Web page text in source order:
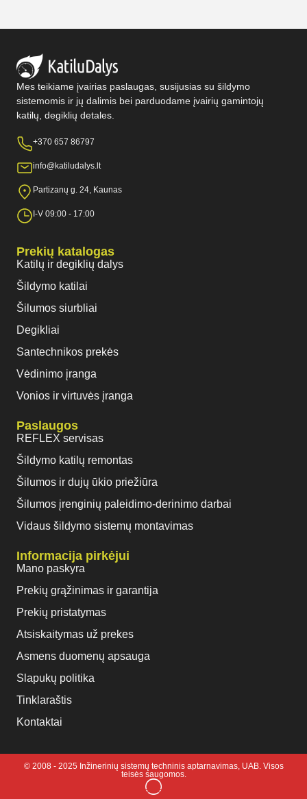
Mes teikiame įvairias paslaugas, susijusias su šildymo
sistemomis ir jų dalimis bei parduodame įvairių gamintojų
katilų, degiklių detales.
+370 657 86797
info@katiludalys.lt
Partizanų g. 24, Kaunas
I-V 09:00 - 17:00
Prekių katalogas
Katilų ir degiklių dalys
Šildymo katilai
Šilumos siurbliai
Degikliai
Santechnikos prekės
Vėdinimo įranga
Vonios ir virtuvės įranga
Paslaugos
REFLEX servisas
Šildymo katilų remontas
Šilumos ir dujų ūkio priežiūra
Šilumos įrenginių paleidimo-derinimo darbai
Vidaus šildymo sistemų montavimas
Informacija pirkėjui
Mano paskyra
Prekių grąžinimas ir garantija
Prekių pristatymas
Atsiskaitymas už prekes
Asmens duomenų apsauga
Slapukų politika
Tinklaraštis
Kontaktai
© 2008 - 2025 Inžinerinių sistemų techninis aptarnavimas, UAB. Visos
teisės saugomos.